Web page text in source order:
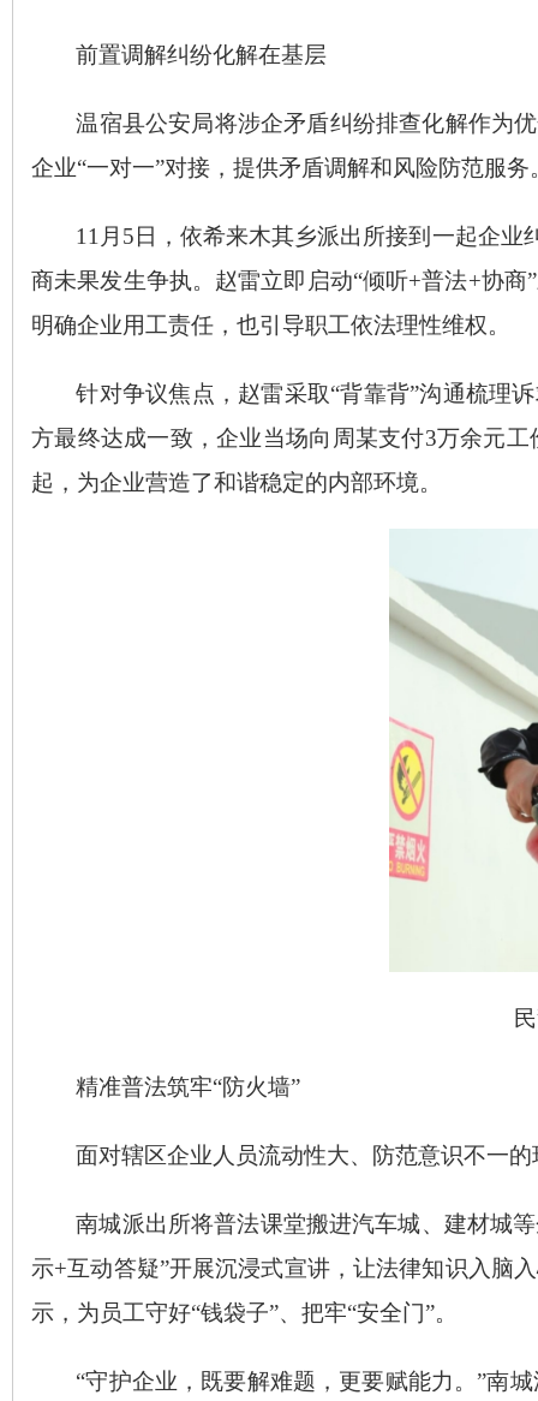
前置调解纠纷化解在基层
温宿县公安局将涉企矛盾纠纷排查化解作为
企业“一对一”对接，提供矛盾调解和风险防范服务
11月5日，依希来木其乡派出所接到一起企业
商未果发生争执。赵雷立即启动“倾听+普法+协
明确企业用工责任，也引导职工依法理性维权。
针对争议焦点，赵雷采取“背靠背”沟通梳理
方最终达成一致，企业当场向周某支付3万余元
起，为企业营造了和谐稳定的内部环境。
精准普法筑牢“防火墙”
面对辖区企业人员流动性大、防范意识不一
南城派出所将普法课堂搬进汽车城、建材城
示+互动答疑”开展沉浸式宣讲，让法律知识入脑
示，为员工守好“钱袋子”、把牢“安全门”。
“守护企业，既要解难题，更要赋能力。”南